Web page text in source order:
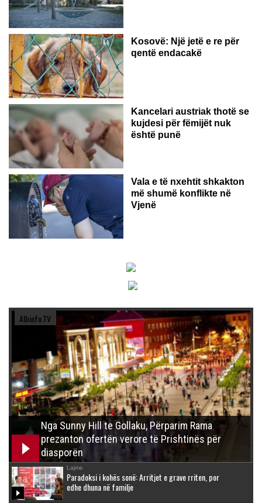
Kosovë: Një jetë e re për
qentë endacakë
Kancelari austriak thotë se
kujdesi për fëmijët nuk
është punë
Vala e të nxehtit shkakton
më shumë konflikte në
Vjenë
Albinfo.TV
Nga Sunny Hill te Gollaku, Përparim Rama
prezanton ofertën verore të Prishtinës për
diasporën
Lajme
Paradoksi i kohës sonë: Arritjet e grave rriten, por
edhe dhuna në familje